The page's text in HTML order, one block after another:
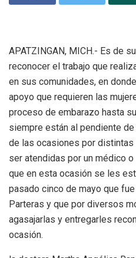
APATZINGAN, MICH.- Es de
reconocer el trabajo que
en sus comunidades, en
apoyo que requieren las
proceso de embarazo hasta
siempre están al pendiente
de las ocasiones por distintas
ser atendidas por un médico
que en esta ocasión se les
pasado cinco de mayo que
Parteras y que por diversos
agasajarlas y entregarles
ocasión.